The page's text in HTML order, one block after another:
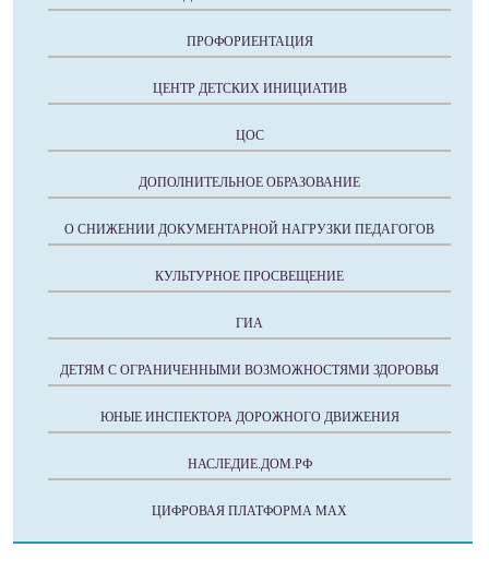
ПРОФОРИЕНТАЦИЯ
ЦЕНТР ДЕТСКИХ ИНИЦИАТИВ
ЦОС
ДОПОЛНИТЕЛЬНОЕ ОБРАЗОВАНИЕ
О СНИЖЕНИИ ДОКУМЕНТАРНОЙ НАГРУЗКИ ПЕДАГОГОВ
КУЛЬТУРНОЕ ПРОСВЕЩЕНИЕ
ГИА
ДЕТЯМ С ОГРАНИЧЕННЫМИ ВОЗМОЖНОСТЯМИ ЗДОРОВЬЯ
ЮНЫЕ ИНСПЕКТОРА ДОРОЖНОГО ДВИЖЕНИЯ
НАСЛЕДИЕ.ДОМ.РФ
ЦИФРОВАЯ ПЛАТФОРМА МАХ